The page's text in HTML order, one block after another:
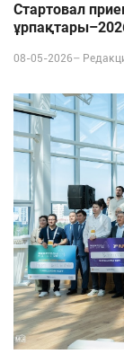
Стартовал
08-05-2026–